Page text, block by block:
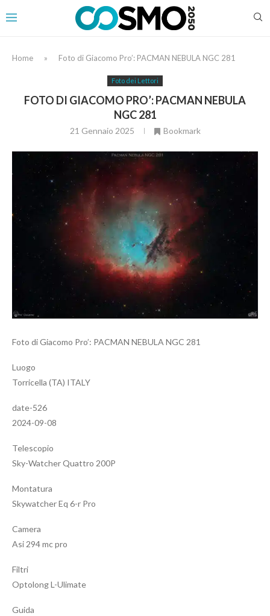
Home » Foto di Giacomo Pro’: PACMAN NEBULA NGC 281
Foto dei Lettori
FOTO DI GIACOMO PRO’: PACMAN NEBULA
NGC 281
21 Gennaio 2025 Bookmark
Foto di Giacomo Pro’: PACMAN NEBULA NGC 281
Luogo
Torricella (TA) ITALY
date-526
2024-09-08
Telescopio
Sky-Watcher Quattro 200P
Montatura
Skywatcher Eq 6-r Pro
Camera
Asi 294 mc pro
Filtri
Optolong L-Ulimate
Guida